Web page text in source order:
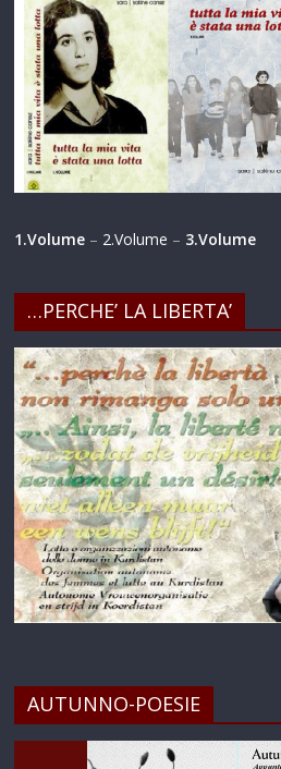
1.Volume – 2.Volume – 3.Volume
…PERCHE’ LA LIBERTA’
AUTUNNO-POESIE